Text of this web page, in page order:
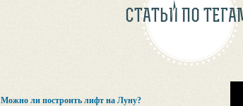
СТАТЬИ ПО
Можно ли построить лифт на Луну?